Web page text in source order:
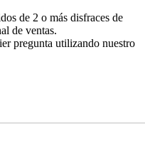
de 2 o más disfraces de
de ventas.
pregunta utilizando nuestro